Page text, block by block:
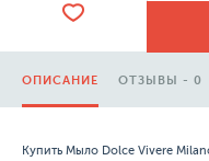
ОПИСАНИЕ ОТЗЫВЫ - 0
Купить Мыло Dolce Vivere